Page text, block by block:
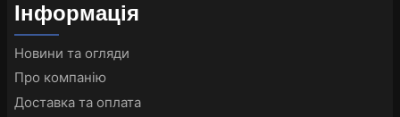
Інформація
Новини та огляди
Про компанію
Доставка та оплата